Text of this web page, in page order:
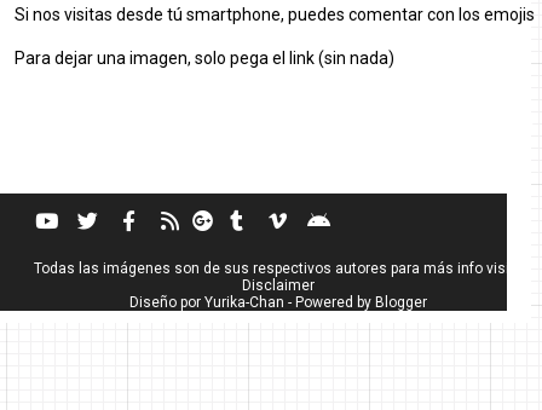
Si nos visitas desde tú smartphone, puedes comentar con los emojis
Para dejar una imagen, solo pega el link (sin nada)
Todas las imágenes son de sus respectivos autores para más info visita
Disclaimer
Diseño por Yurika-Chan - Powered by Blogger